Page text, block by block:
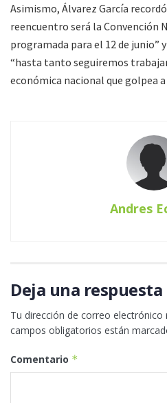
Asimismo, Álvarez García
reencuentro será la Convención
programada para el 12 de junio”
“hasta tanto seguiremos
económica nacional que golpea
Andres
Deja una respuesta
Tu dirección de correo electrónico
campos obligatorios están
Comentario *